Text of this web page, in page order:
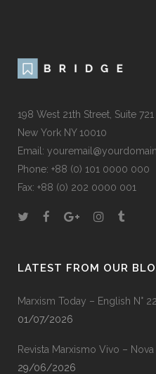
198 West 21th Street, Suite 721
New York NY 10010
Email:
Phone: +88 (0) 101 0000 000
Fax: +88 (0) 202 0000 001
LATEST FROM OUR
Marxism Today – English N° 22
01/07/2026
Revista Marxismo Vivo –
29/06/2026